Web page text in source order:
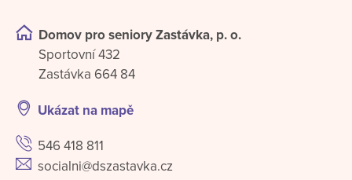
Domov pro seniory Zastávka, p. o.
Sportovní 432
Zastávka 664 84
Ukázat na mapě
546 418 811
socialni@dszastavka.cz